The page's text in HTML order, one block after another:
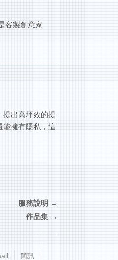
客製創意家
提出高坪效的提
能擁有隱私，這
服務說明
作品集
簡訊